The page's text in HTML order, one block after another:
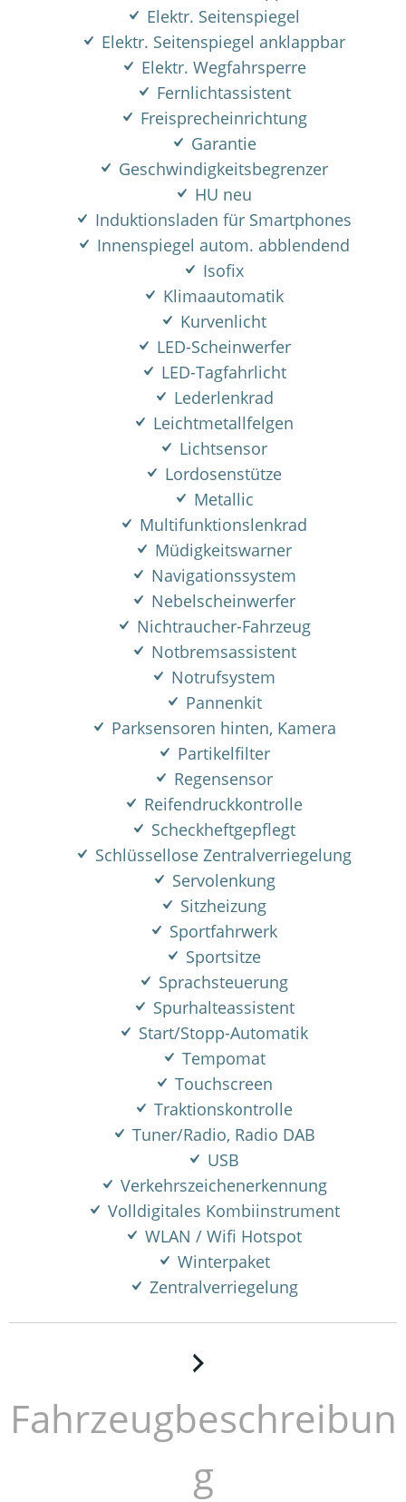
Elektr. Seitenspiegel
Elektr. Seitenspiegel anklappbar
Elektr. Wegfahrsperre
Fernlichtassistent
Freisprecheinrichtung
Garantie
Geschwindigkeitsbegrenzer
HU neu
Induktionsladen für Smartphones
Innenspiegel autom. abblendend
Isofix
Klimaautomatik
Kurvenlicht
LED-Scheinwerfer
LED-Tagfahrlicht
Lederlenkrad
Leichtmetallfelgen
Lichtsensor
Lordosenstütze
Metallic
Multifunktionslenkrad
Müdigkeitswarner
Navigationssystem
Nebelscheinwerfer
Nichtraucher-Fahrzeug
Notbremsassistent
Notrufsystem
Pannenkit
Parksensoren hinten, Kamera
Partikelfilter
Regensensor
Reifendruckkontrolle
Scheckheftgepflegt
Schlüssellose Zentralverriegelung
Servolenkung
Sitzheizung
Sportfahrwerk
Sportsitze
Sprachsteuerung
Spurhalteassistent
Start/Stopp-Automatik
Tempomat
Touchscreen
Traktionskontrolle
Tuner/Radio, Radio DAB
USB
Verkehrszeichenerkennung
Volldigitales Kombiinstrument
WLAN / Wifi Hotspot
Winterpaket
Zentralverriegelung
Fahrzeugbeschreibun
g